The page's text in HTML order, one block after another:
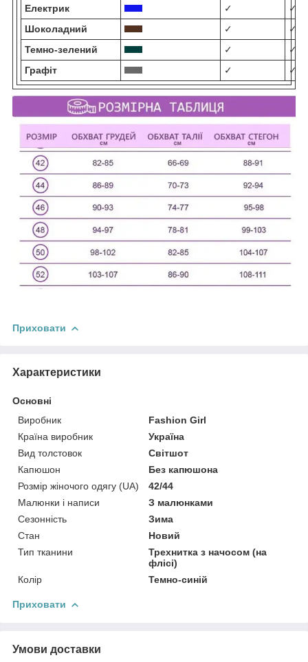
Електрик ✓
✓
Шоколадний
✓
✓
Темно-зелений
✓
✓
Графіт
✓ ✓
Приховати
Характеристики
Основні
Виробник
Fashion Girl
Країна виробник
Україна
Вид толстовок
Світшот
Капюшон
Без капюшона
Розмір жіночого одягу (UA)
42/44
Малюнки і написи
З малюнками
Сезонність
Зима
Стан
Новий
Тип тканини
Трехнитка з начосом (на
флісі)
Колір
Темно-синій
Приховати
Умови доставки